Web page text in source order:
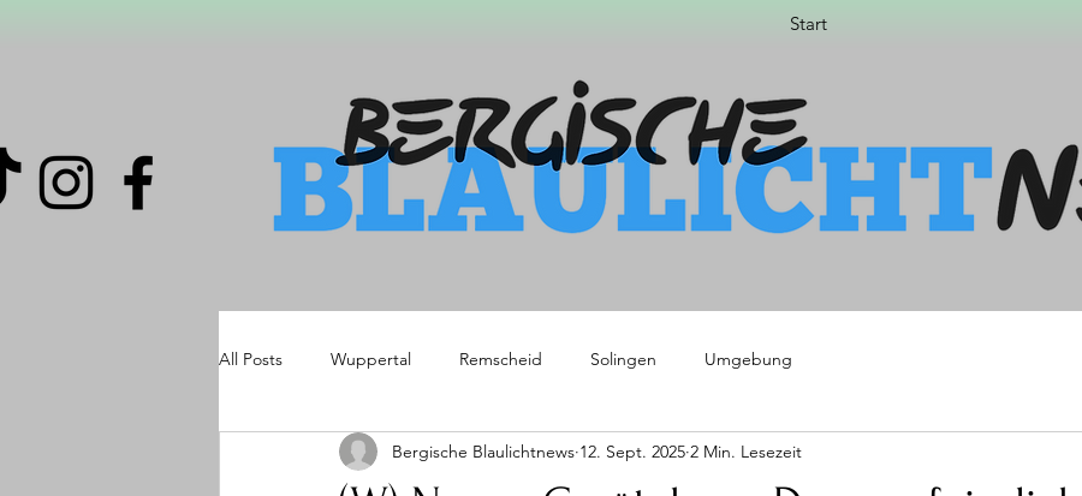
Start
All Posts Wuppertal Remscheid Solingen Umgebung
Bergische Blaulichtnews 12. Sept. 2025 2 Min. Lesezeit